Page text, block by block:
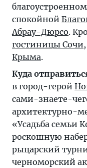
благоустроенном
спокойной
Абрау-Дюрсо.
гостиницы Сочи,
Крыма.
Куда
в город-герой
сами-знаете-
архитектурно-
«Усадьба семьи
роскошную
рыцарский
черноморский